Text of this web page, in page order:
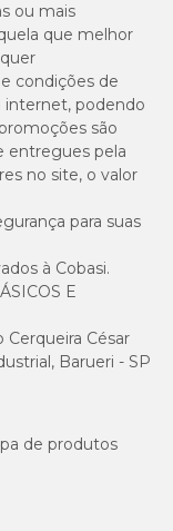
ou mais
que melhor
condições de
internet, podendo
são
entregues pela
no site, o valor
para suas
à Cobasi.
E
Cerqueira César
Barueri - SP
de produtos